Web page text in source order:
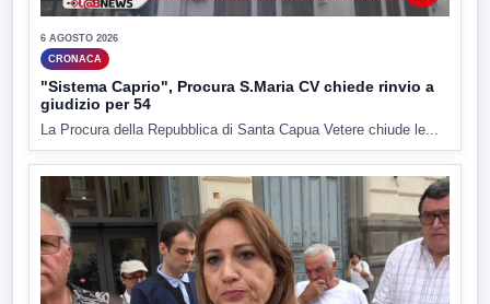
6 AGOSTO 2026
CRONACA
"Sistema Caprio", Procura S.Maria CV chiede rinvio a
giudizio per 54
La Procura della Repubblica di Santa Capua Vetere chiude le...